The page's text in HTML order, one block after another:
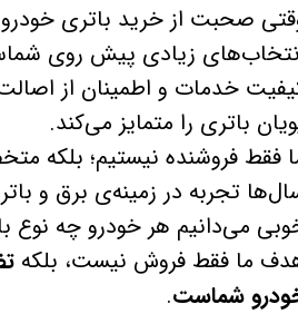
صحبت از خرید باتری
زیادی پیش روی
خدمات و اطمینان از
باتری را متمایز می‌کند.
فقط فروشنده نیستیم؛ بلکه
تجربه در زمینه‌ی برق و
می‌دانیم هر خودرو چه نوع
ما فقط فروش نیست، بلکه
شماست.